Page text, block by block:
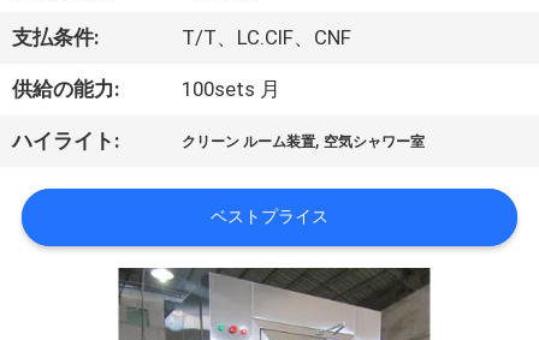
て
工
場
ツ
ア
支払条件: T/T、LC.CIF、CNF
供給の能力: 100sets 月
ハイライト: クリーン ルーム装置, 空気シャワー室
ベストプライス